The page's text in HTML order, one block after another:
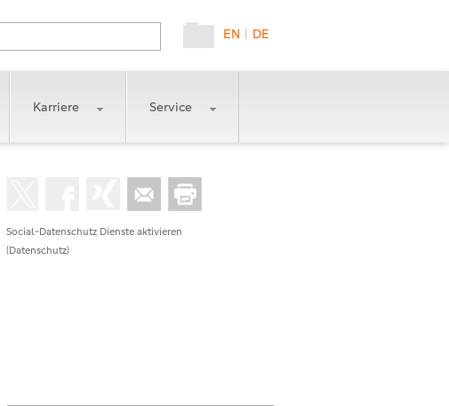
DE
|
EN
Karriere Service
Social-Datenschutz Dienste aktivieren
(Datenschutz)